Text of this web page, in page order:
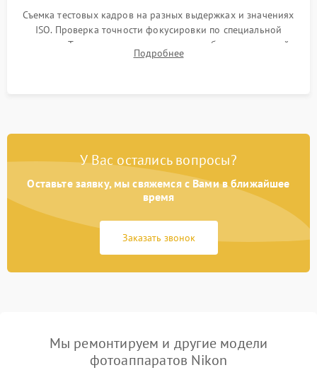
Съемка тестовых кадров на разных выдержках и значениях
ISO. Проверка точности фокусировки по специальной
мишени. Тест записи на карту памяти, работы встроенной
вспышки, микрофона и всех кнопок управления.
Подробнее
У Вас остались вопросы?
Оставьте заявку, мы свяжемся с Вами в ближайшее
время
Заказать звонок
Мы ремонтируем и другие модели
фотоаппаратов Nikon